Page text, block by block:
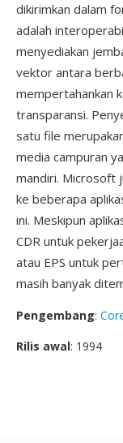
dikirimkan dalam
adalah
menyediakan
vektor antara
mempertahankan
transparansi.
satu file
media campuran
mandiri. Microsoft
ke beberapa
ini. Meskipun
CDR untuk
atau EPS untuk
masih banyak
Pengembang:
Rilis awal: 1994